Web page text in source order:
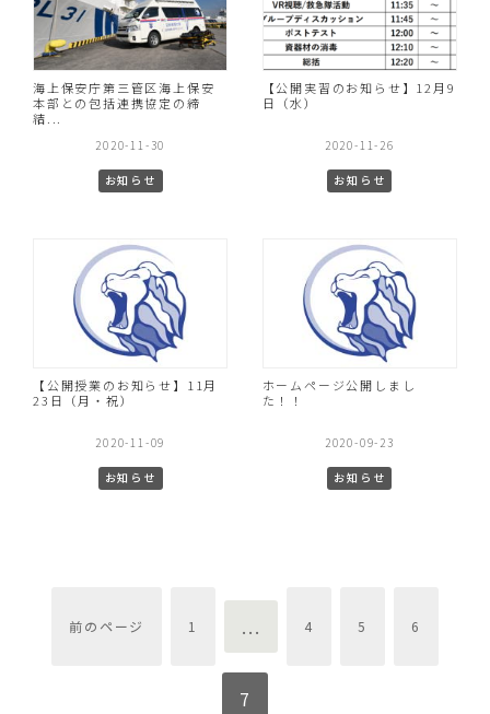
海上保安庁第三管区海上保安
本部との包括連携協定の締
結...
2020-11-30
お知らせ
【公開実習のお知らせ】12月9
日（水）
2020-11-26
お知らせ
【公開授業のお知らせ】11月
23日（月・祝）
2020-11-09
お知らせ
ホームページ公開しまし
た！！
2020-09-23
お知らせ
前のページ 1 ... 4 5 6
7